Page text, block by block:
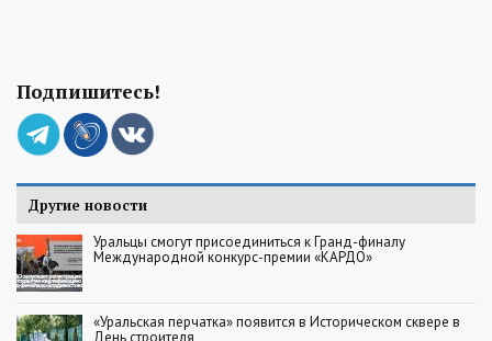
Подпишитесь!
Другие новости
Уральцы смогут присоединиться к Гранд-финалу
Международной конкурс-премии «КАРДО»
«Уральская перчатка» появится в Историческом сквере в